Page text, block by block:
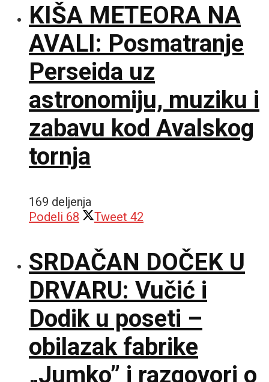
KIŠA METEORA NA
AVALI: Posmatranje
Perseida uz
astronomiju, muziku i
zabavu kod Avalskog
tornja
169 deljenja
Podeli 68 Tweet 42
SRDAČAN DOČEK U
DRVARU: Vučić i
Dodik u poseti –
obilazak fabrike
„Jumko” i razgovori o